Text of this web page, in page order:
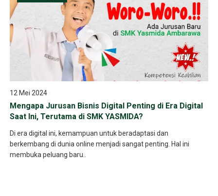
12 Mei 2024
Mengapa Jurusan Bisnis Digital Penting di Era Digital
Saat Ini, Terutama di SMK YASMIDA?
Di era digital ini, kemampuan untuk beradaptasi dan
berkembang di dunia online menjadi sangat penting. Hal ini
membuka peluang baru..